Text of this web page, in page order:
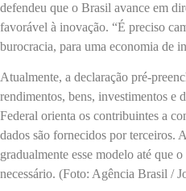
defendeu que o Brasil avance em
favorável à inovação. “É preciso
burocracia, para uma economia de
Atualmente, a declaração pré-
rendimentos, bens, investimentos e
Federal orienta os contribuintes a
dados são fornecidos por terceiros.
gradualmente esse modelo até que
necessário. (Foto: Agência Brasil /